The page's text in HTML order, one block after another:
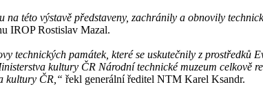
této výstavě představeny, zachránily a obnovily
IROP Rostislav Mazal.
technických památek, které se uskutečnily z prostředků
kultury ČR Národní technické muzeum celkově
kultury ČR,“ řekl generální ředitel NTM Karel Ksandr.